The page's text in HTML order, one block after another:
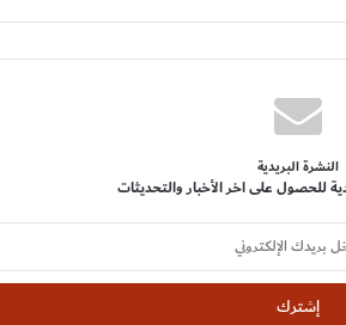
النشرة البريدية
للحصول على اخر الأخبار والتحديثات